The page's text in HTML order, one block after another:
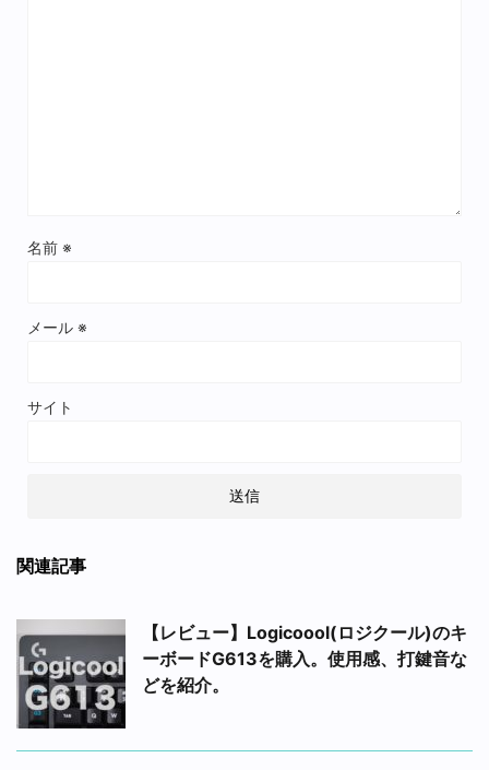
名前 ※
メール ※
サイト
関連記事
【レビュー】Logicoool(ロジクール)のキ
ーボードG613を購入。使用感、打鍵音な
どを紹介。